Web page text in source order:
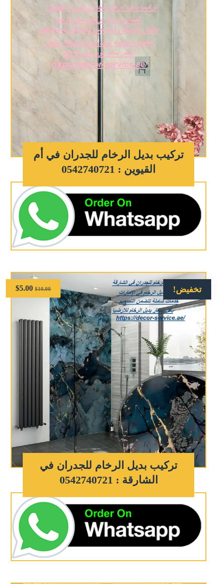
تركيب بديل الرخام للجدران في أم
القيوين : 0542740721
تخفيض!
تركيب بديل الرخام للجدران في
الشارقة : 0542740721
$10.00
$5.00